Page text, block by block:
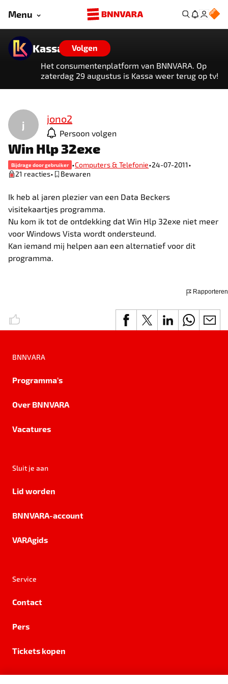
Menu
Kassa
Volgen
Het consumentenplatform van BNNVARA. Op
zaterdag 29 augustus is Kassa weer terug op tv!
j jono2
Persoon volgen
Win Hlp 32exe
Bijdrage door gebruiker •Computers & Telefonie•24-07-2011•
21 reacties• Bewaren
Ik heb al jaren plezier van een Data Beckers
visitekaartjes programma.
Nu kom ik tot de ontdekking dat Win Hlp 32exe niet meer
voor Windows Vista wordt ondersteund.
Kan iemand mij helpen aan een alternatief voor dit
programma.
Rapporteren
BNNVARA
Programma's
Over BNNVARA
Vacatures
Sluit je aan
Lid worden
BNNVARA-account
VARAgids
Service
Contact
Pers
Tickets kopen